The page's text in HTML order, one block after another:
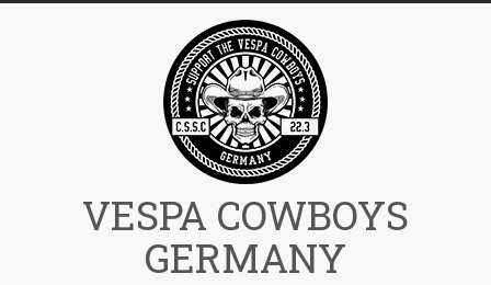
VESPA COWBOYS
GERMANY